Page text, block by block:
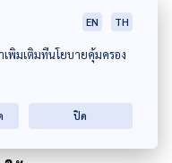
งตรงกับช่วงเทศกาล
โดยคณะของรัฐบาล
กไปยังกลุ่มบีอาร์เอ็น
ว่า
คณะพูดคุยฯ
EN TH
เพิ่มเติมที่นโยบายคุ้มครอง
ปิด